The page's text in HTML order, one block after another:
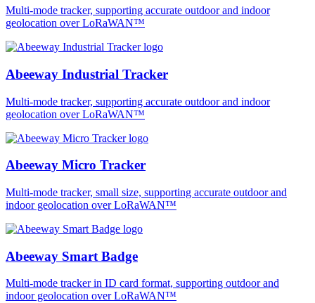
Multi-mode tracker, supporting accurate outdoor and indoor
geolocation over LoRaWAN™
Abeeway Industrial Tracker
Multi-mode tracker, supporting accurate outdoor and indoor
geolocation over LoRaWAN™
Abeeway Micro Tracker
Multi-mode tracker, small size, supporting accurate outdoor and
indoor geolocation over LoRaWAN™
Abeeway Smart Badge
Multi-mode tracker in ID card format, supporting outdoor and
indoor geolocation over LoRaWAN™